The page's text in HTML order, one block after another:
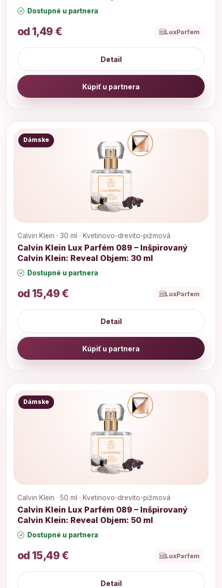
Dostupné u partnera
od 1,49 € LuxParfem
Detail
Kúpiť u partnera
Dámske
Calvin Klein · 30 ml · Kvetinovo-drevito-pižmová
Calvin Klein Lux Parfém 089 – Inšpirovaný
Calvin Klein: Reveal Objem: 30 ml
Dostupné u partnera
od 15,49 € LuxParfem
Detail
Kúpiť u partnera
Dámske
Calvin Klein · 50 ml · Kvetinovo-drevito-pižmová
Calvin Klein Lux Parfém 089 – Inšpirovaný
Calvin Klein: Reveal Objem: 50 ml
Dostupné u partnera
od 15,49 € LuxParfem
Detail